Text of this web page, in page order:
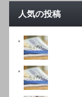
人気の投稿